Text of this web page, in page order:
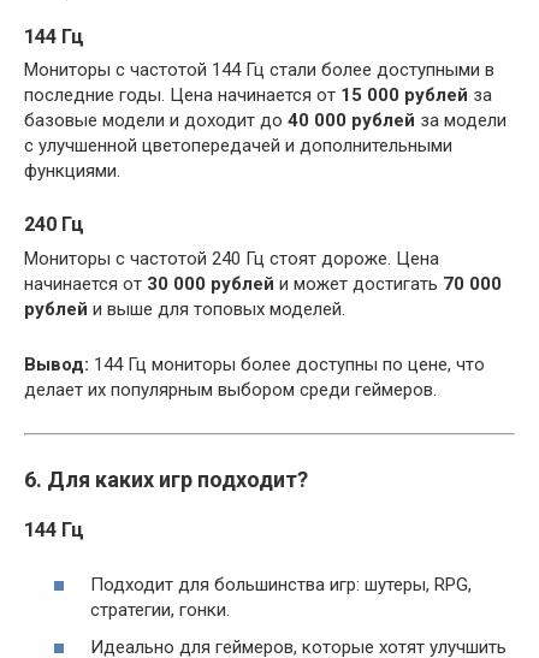
144 Гц
Мониторы с частотой 144 Гц стали более доступными в
последние годы. Цена начинается от 15 000 рублей за
базовые модели и доходит до 40 000 рублей за модели
с улучшенной цветопередачей и дополнительными
функциями.
240 Гц
Мониторы с частотой 240 Гц стоят дороже. Цена
начинается от 30 000 рублей и может достигать 70 000
рублей и выше для топовых моделей.
Вывод: 144 Гц мониторы более доступны по цене, что
делает их популярным выбором среди геймеров.
6. Для каких игр подходит?
144 Гц
Подходит для большинства игр: шутеры, RPG,
стратегии, гонки.
Идеально для геймеров, которые хотят улучшить